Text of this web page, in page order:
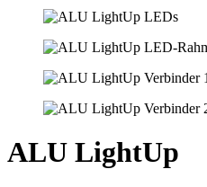
ALU LightUp